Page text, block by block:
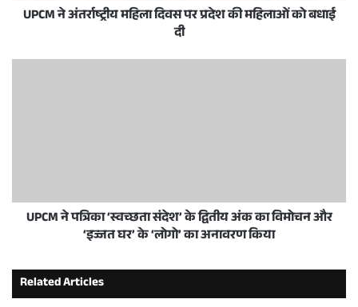
UPCM ने अंतर्राष्ट्रीय महिला दिवस पर प्रदेश की महिलाओं को बधाई
दी
UPCM ने पत्रिका ‘स्वच्छता संदेश’ के द्वितीय अंक का विमोचन और
‘इज्जत घर’ के ‘लोगो’ का अनावरण किया
Related Articles